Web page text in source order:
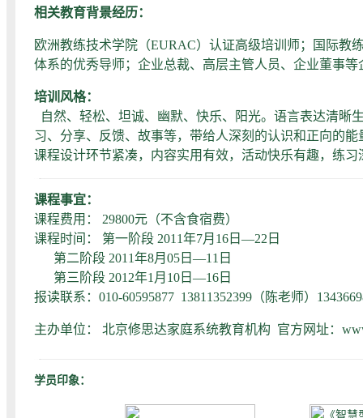
相关教育背景经历：
欧洲教练技术学院（EURAC）认证高级培训师；国际教
体系的优秀导师；企业总裁、高层主管人员、企业董事等
培训风格：
自然、轻松、坦诚、幽默、快乐、阳光。语言表达清晰
习、分享、反馈、故事等，带给人深刻的认识和正向的能
课程设计环节紧凑，内容实用有效，活动快乐有趣，练
课程事宜：
课程费用： 29800元（不含食宿费）
课程时间： 第一阶段 2011年7月16日—22日
第二阶段 2011年8月05日—11日
第三阶段 2012年1月10日—16日
报读联系：010-60595877 13811352399（陈老师）
主办单位： 北京修思达家庭系统教育机构 官方网址：
学员印象：